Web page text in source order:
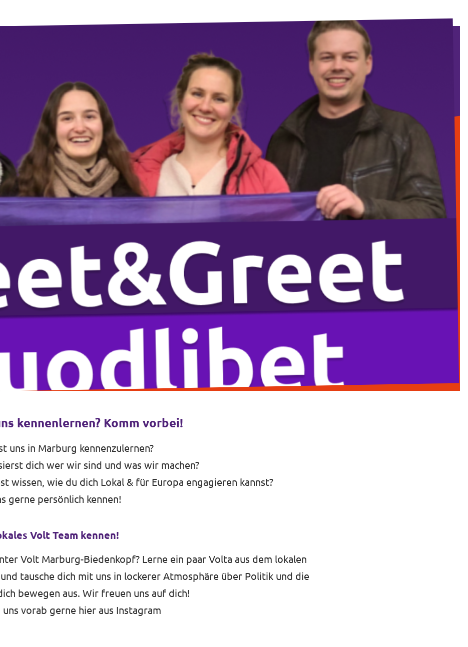
kennenlernen? Komm vorbei!
uns in Marburg kennenzulernen?
dich wer wir sind und was wir machen?
wissen, wie du dich Lokal & für Europa engagieren kannst?
gerne persönlich kennen!
Volt Team kennen!
Volt Marburg-Biedenkopf? Lerne ein paar Volta aus dem lokalen
und tausche dich mit uns in lockerer Atmosphäre über Politik und die
bewegen aus. Wir freuen uns auf dich!
vorab gerne hier aus Instagram